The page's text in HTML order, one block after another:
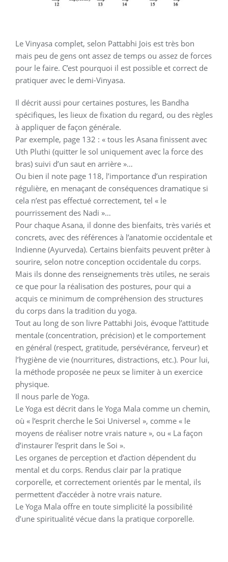
Le Vinyasa complet, selon Pattabhi Jois est très bon
mais peu de gens ont assez de temps ou assez de forces
pour le faire. C’est pourquoi il est possible et correct de
pratiquer avec le demi-Vinyasa.
Il décrit aussi pour certaines postures, les Bandha
spécifiques, les lieux de fixation du regard, ou des règles
à appliquer de façon générale.
Par exemple, page 132 : « tous les Asana finissent avec
Uth Pluthi (quitter le sol uniquement avec la force des
bras) suivi d’un saut en arrière »…
Ou bien il note page 118, l’importance d’un respiration
régulière, en menaçant de conséquences dramatique si
cela n’est pas effectué correctement, tel « le
pourrissement des Nadi »…
Pour chaque Asana, il donne des bienfaits, très variés et
concrets, avec des références à l’anatomie occidentale et
Indienne (Ayurveda). Certains bienfaits peuvent prêter à
sourire, selon notre conception occidentale du corps.
Mais ils donne des renseignements très utiles, ne serais
ce que pour la réalisation des postures, pour qui a
acquis ce minimum de compréhension des structures
du corps dans la tradition du yoga.
Tout au long de son livre Pattabhi Jois, évoque l’attitude
mentale (concentration, précision) et le comportement
en général (respect, gratitude, persévérance, ferveur) et
l’hygiène de vie (nourritures, distractions, etc.). Pour lui,
la méthode proposée ne peux se limiter à un exercice
physique.
Il nous parle de Yoga.
Le Yoga est décrit dans le Yoga Mala comme un chemin,
où « l’esprit cherche le Soi Universel », comme « le
moyens de réaliser notre vrais nature », ou « La façon
d’instaurer l’esprit dans le Soi ».
Les organes de perception et d’action dépendent du
mental et du corps. Rendus clair par la pratique
corporelle, et correctement orientés par le mental, ils
permettent d’accéder à notre vrais nature.
Le Yoga Mala offre en toute simplicité la possibilité
d’une spiritualité vécue dans la pratique corporelle.